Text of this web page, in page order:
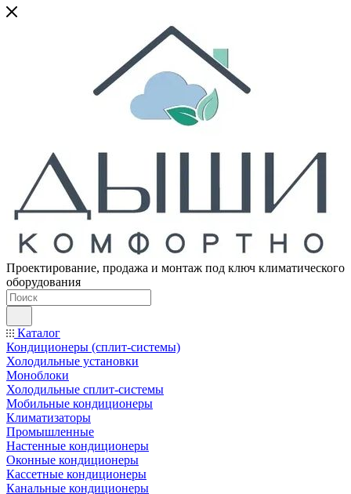
Проектирование, продажа и монтаж под ключ климатического
оборудования
Каталог
Кондиционеры (сплит-системы)
Холодильные установки
Моноблоки
Холодильные сплит-системы
Мобильные кондиционеры
Климатизаторы
Промышленные
Настенные кондиционеры
Оконные кондиционеры
Кассетные кондиционеры
Канальные кондиционеры